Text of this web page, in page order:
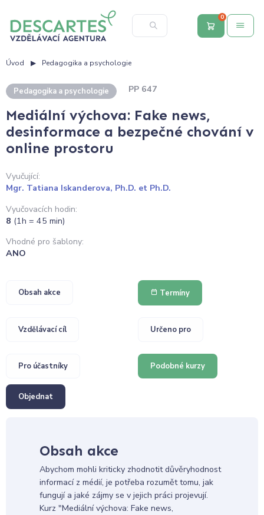
0
Úvod Pedagogika a psychologie
Pedagogika a psychologie PP 647
Mediální výchova: Fake news,
desinformace a bezpečné chování v
online prostoru
Vyučující:
Mgr. Tatiana Iskanderova, Ph.D. et Ph.D.
Vyučovacích hodin:
8 (1h = 45 min)
Vhodné pro šablony:
ANO
Obsah akce Termíny
Vzdělávací cíl Určeno pro
Pro účastníky Podobné kurzy
Objednat
Obsah akce
Abychom mohli kriticky zhodnotit důvěryhodnost
informací z médií, je potřeba rozumět tomu, jak
fungují a jaké zájmy se v jejich práci projevují.
Kurz "Mediální výchova: Fake news,